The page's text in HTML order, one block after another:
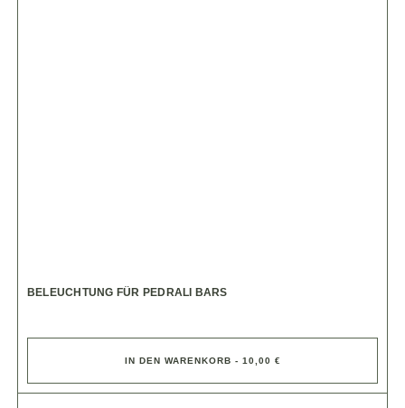
BELEUCHTUNG FÜR PEDRALI BARS
IN DEN WARENKORB - 10,00 €